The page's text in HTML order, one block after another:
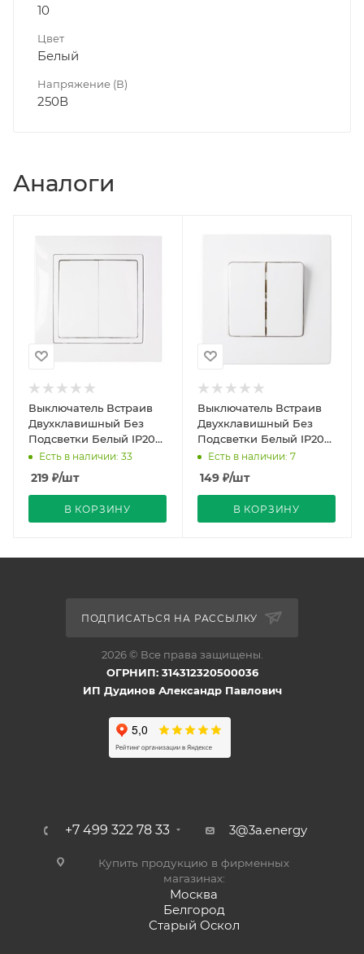
10
Цвет
Белый
Напряжение (В)
250В
Аналоги
Выключатель Встраив
Двухклавишный Без
Подсветки Белый IP20
10А 250В Уют Bylectrica
Есть в наличии: 33
219 ₽/шт
В КОРЗИНУ
Выключатель Встраив
Двухклавишный Без
Подсветки Белый IP20
10А 250В Мастер
Bylectrica
Есть в наличии: 7
149 ₽/шт
В КОРЗИНУ
ПОДПИСАТЬСЯ НА РАССЫЛКУ
2026 © Все права защищены.
ОГРНИП: 314312320500036
ИП Дудинов Александр Павлович
+7 499 322 78 33 3@3a.energy
Купить продукцию в фирменных
магазинах:
Москва
Белгород
Старый Оскол